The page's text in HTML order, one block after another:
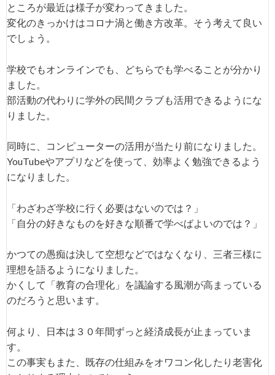
ところが最近は様子が変わってきました。
変化のきっかけはコロナ渦と働き方改革。そう考えて良い
でしょう。
学校でもオンラインでも、どちらでも学べることが分かり
ました。
部活動の代わりに学外の民間クラブも活用できるようにな
りました。
同時に、コンピューターの活用が当たり前になりました。
YouTubeやアプリなどを使って、効率よく勉強できるよう
になりました。
「わざわざ学校に行く必要はないのでは？」
「自分の好きなものを好きな順番で学べばよいのでは？」
かつての愚痴は決して空想などではなくなり、三者三様に
理想を語るようになりました。
かくして「教育の合理化」を議論する風潮が高まっている
のだろうと思います。
何より、日本は３０年間ずっと経済成長が止まっていま
す。
この事実もまた、既存の仕組みをオワコン化したり老害化